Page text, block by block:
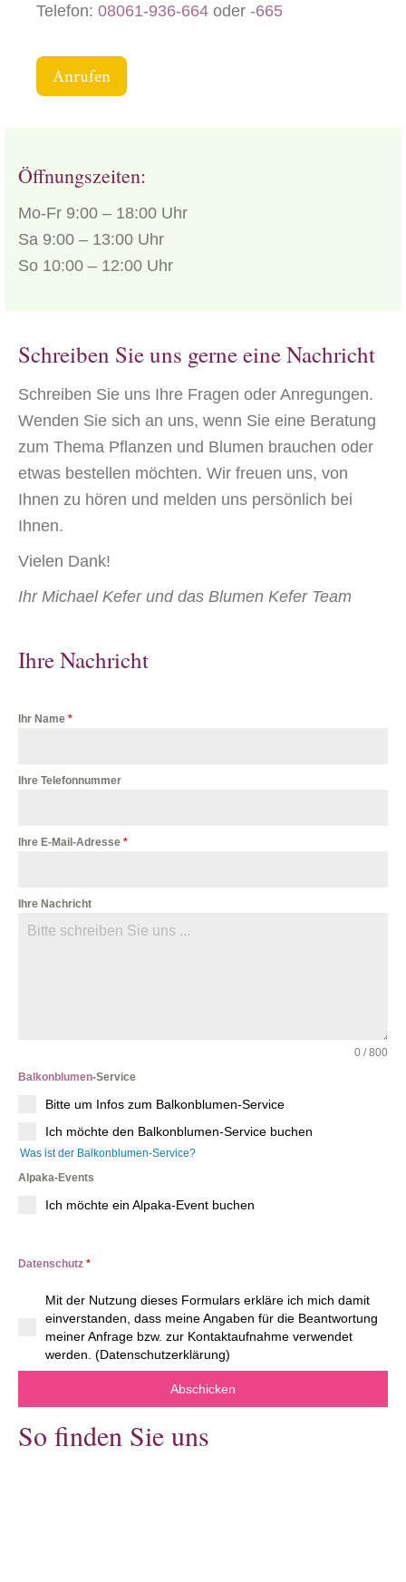
Telefon: 08061-936-664 oder -665
Anrufen
Öffnungszeiten:
Mo-Fr 9:00 – 18:00 Uhr
Sa 9:00 – 13:00 Uhr
So 10:00 – 12:00 Uhr
Schreiben Sie uns gerne eine Nachricht
Schreiben Sie uns Ihre Fragen oder Anregungen.
Wenden Sie sich an uns, wenn Sie eine Beratung
zum Thema Pflanzen und Blumen brauchen oder
etwas bestellen möchten. Wir freuen uns, von
Ihnen zu hören und melden uns persönlich bei
Ihnen.
Vielen Dank!
Ihr Michael Kefer und das Blumen Kefer Team
Ihre Nachricht
Ihr Name *
Ihre Telefonnummer
Ihre E-Mail-Adresse *
Ihre Nachricht
0 / 800
Balkonblumen-Service
Bitte um Infos zum Balkonblumen-Service
Ich möchte den Balkonblumen-Service buchen
Was ist der Balkonblumen-Service?
Alpaka-Events
Ich möchte ein Alpaka-Event buchen
Datenschutz *
Mit der Nutzung dieses Formulars erkläre ich mich damit
einverstanden, dass meine Angaben für die Beantwortung
meiner Anfrage bzw. zur Kontaktaufnahme verwendet
werden. (Datenschutzerklärung)
Abschicken
So finden Sie uns